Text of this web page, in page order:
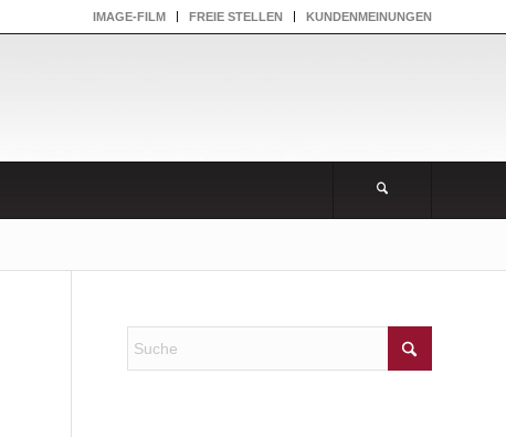
IMAGE-FILM FREIE STELLEN KUNDENMEINUNGEN